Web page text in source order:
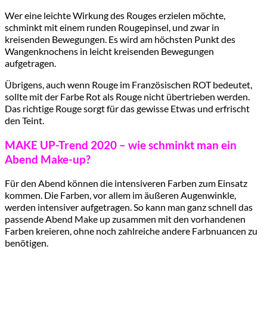
Wer eine leichte Wirkung des Rouges erzielen möchte,
schminkt mit einem runden Rougepinsel, und zwar in
kreisenden Bewegungen. Es wird am höchsten Punkt des
Wangenknochens in leicht kreisenden Bewegungen
aufgetragen.
Übrigens, auch wenn Rouge im Französischen ROT bedeutet,
sollte mit der Farbe Rot als Rouge nicht übertrieben werden.
Das richtige Rouge sorgt für das gewisse Etwas und erfrischt
den Teint.
MAKE UP-Trend 2020 – wie schminkt man ein
Abend Make-up?
Für den Abend können die intensiveren Farben zum Einsatz
kommen. Die Farben, vor allem im äußeren Augenwinkle,
werden intensiver aufgetragen. So kann man ganz schnell das
passende Abend Make up zusammen mit den vorhandenen
Farben kreieren, ohne noch zahlreiche andere Farbnuancen zu
benötigen.